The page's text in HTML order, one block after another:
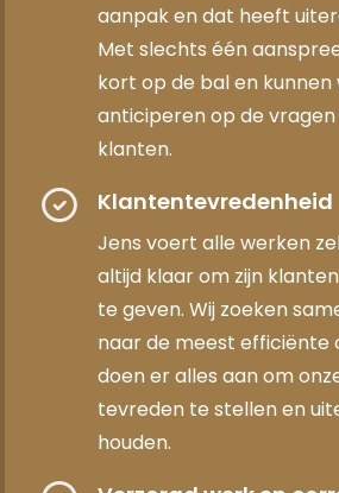
aanpak en dat heeft
Met slechts één
kort op de bal en
anticiperen op de vragen
klanten.
Klantentevredenheid
Jens voert alle werken
altijd klaar om zijn
te geven. Wij zoeken
naar de meest efficiënte
doen er alles aan om
tevreden te stellen en
houden.